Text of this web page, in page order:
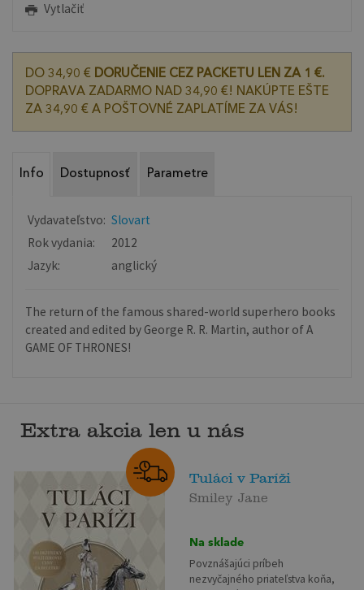
Vytlačiť
DO 34,90 € DORUČENIE CEZ PACKETU LEN ZA 1 €.
DOPRAVA ZADARMO NAD 34,90 €! NAKÚPTE EŠTE
ZA 34,90 € A POŠTOVNÉ ZAPLATÍME ZA VÁS!
Info Dostupnosť Parametre
Vydavateľstvo: Slovart
Rok vydania:
2012
Jazyk:
anglický
The return of the famous shared-world superhero books
created and edited by George R. R. Martin, author of A
GAME OF THRONES!
Extra akcia len u nás
Tuláci v Paríži
Smiley Jane
Na sklade
Povznášajúci príbeh
nezvyčajného priateľstva koňa,